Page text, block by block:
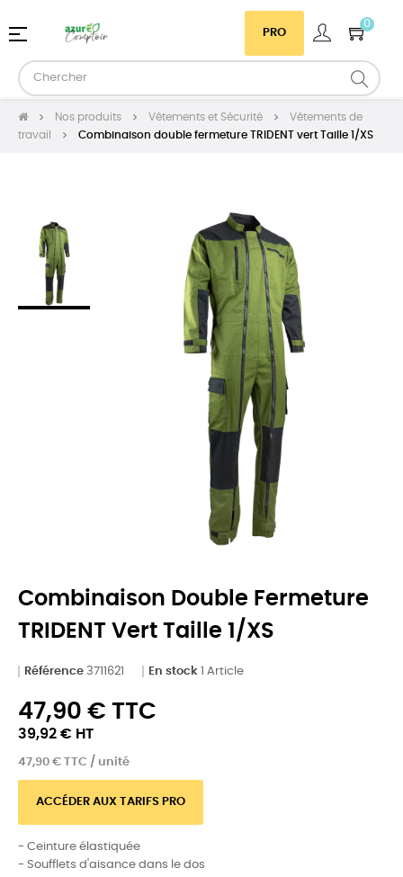
PRO
0
Basculer
navigation
☰
Nos produits Vêtements et Sécurité
Vêtements de
travail
Combinaison double fermeture TRIDENT vert Taille 1/XS
Combinaison Double Fermeture
TRIDENT Vert Taille 1/XS
Référence 3711621 En stock 1 Article
47,90 € TTC
39,92 € HT
47,90 € TTC / unité
ACCÉDER AUX TARIFS PRO
- Ceinture élastiquée
- Soufflets d'aisance dans le dos